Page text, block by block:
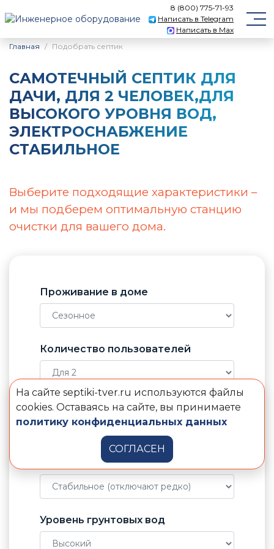
8 (800) 775-71-93
Написать в Telegram
Написать в Max
Главная
Подобрать септик
САМОТЕЧНЫЙ CЕПТИК ДЛЯ
ДАЧИ, ДЛЯ 2 ЧЕЛОВЕК,ДЛЯ
ВЫСОКОГО УРОВНЯ ВОД,
ЭЛЕКТРОСНАБЖЕНИЕ
СТАБИЛЬНОЕ
Выберите подходящие характеристики –
и мы подберем оптимальную станцию
очистки для вашего дома.
Проживание в доме
Количество пользователей
Отвод воды от септика
Электричество в доме
Уровень грунтовых вод
На сайте septiki-tver.ru используются файлы
cookies. Оставаясь на сайте, вы принимаете
политику конфиденциальных данных
СОГЛАСЕН